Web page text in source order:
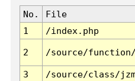
No. File
1
/index.php
2 /source/
3 /source/class/